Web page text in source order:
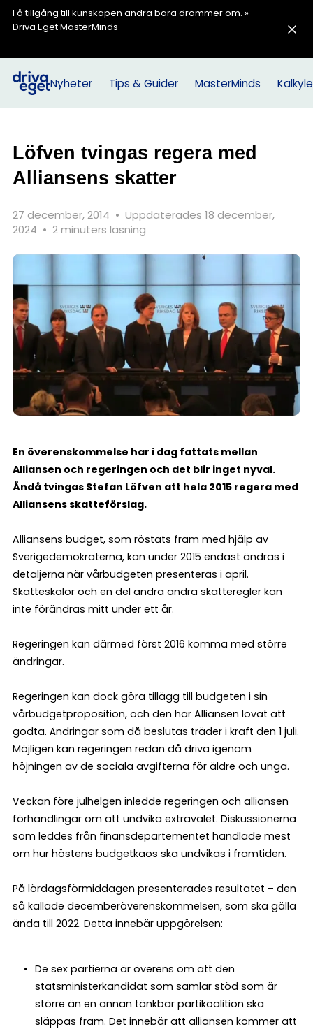
Få tillgång till kunskapen andra bara drömmer om. »
Driva Eget MasterMinds
Nyheter Tips & Guider MasterMinds
Löfven tvingas regera med
Alliansens skatter
27 december, 2014 • Uppdaterades 18 december,
2024 • 2 minuters läsning
En överenskommelse har i dag fattats mellan
Alliansen och regeringen och det blir inget nyval.
Ändå tvingas Stefan Löfven att hela 2015 regera med
Alliansens skatteförslag.
Alliansens budget, som röstats fram med hjälp av
Sverigedemokraterna, kan under 2015 endast ändras i
detaljerna när vårbudgeten presenteras i april.
Skatteskalor och en del andra andra skatteregler kan
inte förändras mitt under ett år.
Regeringen kan därmed först 2016 komma med större
ändringar.
Regeringen kan dock göra tillägg till budgeten i sin
vårbudgetproposition, och den har Alliansen lovat att
godta. Ändringar som då beslutas träder i kraft den 1 juli.
Möjligen kan regeringen redan då driva igenom
höjningen av de sociala avgifterna för äldre och unga.
Veckan före julhelgen inledde regeringen och alliansen
förhandlingar om att undvika extravalet. Diskussionerna
som leddes från finansdepartementet handlade mest
om hur höstens budgetkaos ska undvikas i framtiden.
På lördagsförmiddagen presenterades resultatet – den
så kallade decemberöverenskommelsen, som ska gälla
ända till 2022. Detta innebär uppgörelsen:
De sex partierna är överens om att den
statsministerkandidat som samlar stöd som är
större än en annan tänkbar partikoalition ska
släppas fram. Det innebär att alliansen kommer att